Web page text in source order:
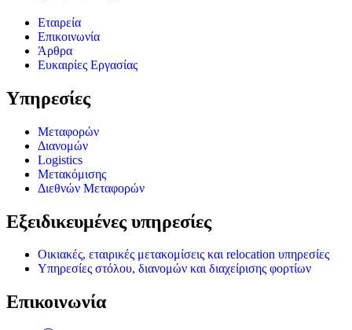
Εταιρεία
Επικοινωνία
Άρθρα
Ευκαιρίες Εργασίας
Υπηρεσίες
Μεταφορών
Διανομών
Logistics
Μετακόμισης
Διεθνών Μεταφορών
Εξειδικευμένες υπηρεσίες
Οικιακές, εταιρικές μετακομίσεις και relocation υπηρεσίες
Υπηρεσίες στόλου, διανομών και διαχείρισης φορτίων
Επικοινωνία